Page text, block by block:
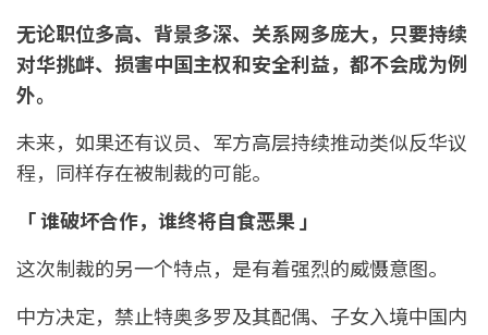
无论职位多高、背景多深、关系网多庞大，只要持续
对华挑衅、损害中国主权和安全利益，都不会成为例
外。
未来，如果还有议员、军方高层持续推动类似反华议
程，同样存在被制裁的可能。
「 谁破坏合作，谁终将自食恶果 」
这次制裁的另一个特点，是有着强烈的威慑意图。
中方决定，禁止特奥多罗及其配偶、子女入境中国内